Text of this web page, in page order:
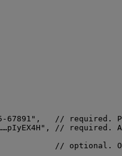
67891" , // required.
" , // required.
{ // optional.